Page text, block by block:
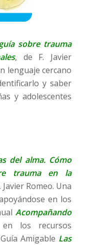
sobre trauma
, de F. Javier
lenguaje cercano
y saber
y adolescentes
del alma. Cómo
trauma en la
Javier Romeo. Una
en los
Acompañando
los recursos
Amigable Las